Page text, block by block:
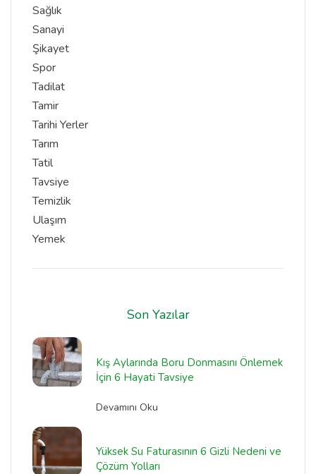
Sağlık
Sanayi
Şikayet
Spor
Tadilat
Tamir
Tarihi Yerler
Tarım
Tatil
Tavsiye
Temizlik
Ulaşım
Yemek
Son Yazılar
Kış Aylarında Boru Donmasını Önlemek
İçin 6 Hayati Tavsiye
Devamını Oku
Yüksek Su Faturasının 6 Gizli Nedeni ve
Çözüm Yolları